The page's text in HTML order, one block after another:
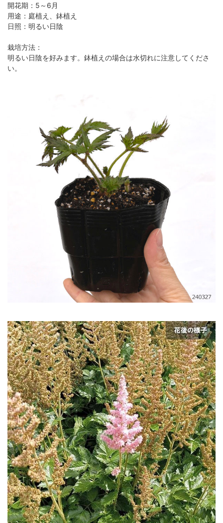
開花期：5～6月
用途：庭植え、鉢植え
日照：明るい日陰
栽培方法：
明るい日陰を好みます。鉢植えの場合は水切れに注意してくださ
い。